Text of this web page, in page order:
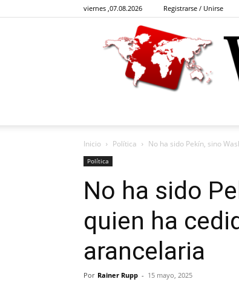
viernes ,07.08.2026 Registrarse / Unirse
Inicio Política No ha sido Pekín, sino
Política
No ha sido
quien ha
arancelaria
Por Rainer Rupp - 15 mayo, 2025